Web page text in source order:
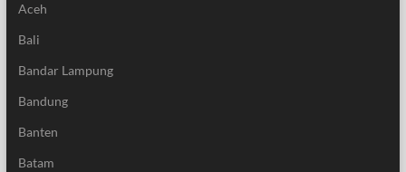
Aceh
Bali
Bandar Lampung
Bandung
Banten
Batam